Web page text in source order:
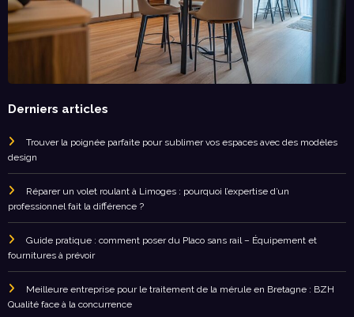
Derniers articles
Trouver la poignée parfaite pour sublimer vos espaces avec des modèles
design
Réparer un volet roulant à Limoges : pourquoi l’expertise d’un
professionnel fait la différence ?
Guide pratique : comment poser du Placo sans rail – Équipement et
fournitures à prévoir
Meilleure entreprise pour le traitement de la mérule en Bretagne : BZH
Qualité face à la concurrence